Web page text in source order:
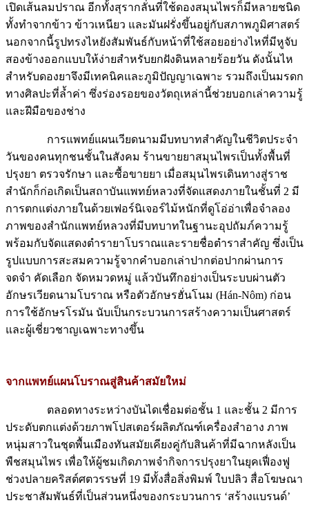
เปิดเส้นลมปราณ อีกทั้งสุรากลั่นที่ใช้ดองสมุนไพรก็มีหลายชนิด
ทั้งทำจากข้าว ข้าวเหนียว และมันฝรั่งขึ้นอยู่กับสภาพภูมิศาสตร์
นอกจากนี้รูปทรงไหยังสัมพันธ์กับหน้าที่ใช้สอยอย่างไหที่มีหูจับ
สองข้างออกแบบให้ง่ายสำหรับยกฝังดินหลายร้อยวัน ดังนั้นไห
สำหรับดองยาจึงมีเทคนิคและภูมิปัญญาเฉพาะ รวมถึงเป็นมรดก
ทางศิลปะที่ล้ำค่า ซึ่งร่องรอยของวัตถุเหล่านี้ช่วยบอกเล่าความรู้
และฝีมือของช่าง
การแพทย์แผนเวียดนามมีบทบาทสำคัญในชีวิตประจำ
วันของคนทุกชนชั้นในสังคม ร้านขายยาสมุนไพรเป็นทั้งพื้นที่
ปรุงยา ตรวจรักษา และซื้อขายยา เมื่อสมุนไพรเดินทางสู่ราช
สำนักก็ก่อเกิดเป็นสถาบันแพทย์หลวงที่จัดแสดงภายในชั้นที่ 2 มี
การตกแต่งภายในด้วยเฟอร์นิเจอร์ไม้หนักที่ดูโอ่อ่าเพื่อจำลอง
ภาพของสำนักแพทย์หลวงที่มีบทบาทในฐานะอุปถัมภ์ความรู้
พร้อมกับจัดแสดงตำรายาโบราณและรายชื่อตำราสำคัญ ซึ่งเป็น
รูปแบบการสะสมความรู้จากคำบอกเล่าปากต่อปากผ่านการ
จดจำ คัดเลือก จัดหมวดหมู่ แล้วบันทึกอย่างเป็นระบบผ่านตัว
อักษรเวียดนามโบราณ หรือตัวอักษรฮั่นโนม (Hán-Nôm) ก่อน
การใช้อักษรโรมัน นับเป็นกระบวนการสร้างความเป็นศาสตร์
และผู้เชี่ยวชาญเฉพาะทางขึ้น
จากแพทย์แผนโบราณสู่สินค้าสมัยใหม่
ตลอดทางระหว่างบันไดเชื่อมต่อชั้น 1 และชั้น 2 มีการ
ประดับตกแต่งด้วยภาพโปสเตอร์ผลิตภัณฑ์เครื่องสำอาง ภาพ
หนุ่มสาวในชุดพื้นเมืองทันสมัยเคียงคู่กับสินค้าที่มีฉากหลังเป็น
พืชสมุนไพร เพื่อให้ผู้ชมเกิดภาพจำกิจการปรุงยาในยุคเฟื่องฟู
ช่วงปลายคริสต์ศตวรรษที่ 19 มีทั้งสื่อสิ่งพิมพ์ ใบปลิว สื่อโฆษณา
ประชาสัมพันธ์ที่เป็นส่วนหนึ่งของกระบวนการ ‘สร้างแบรนด์’